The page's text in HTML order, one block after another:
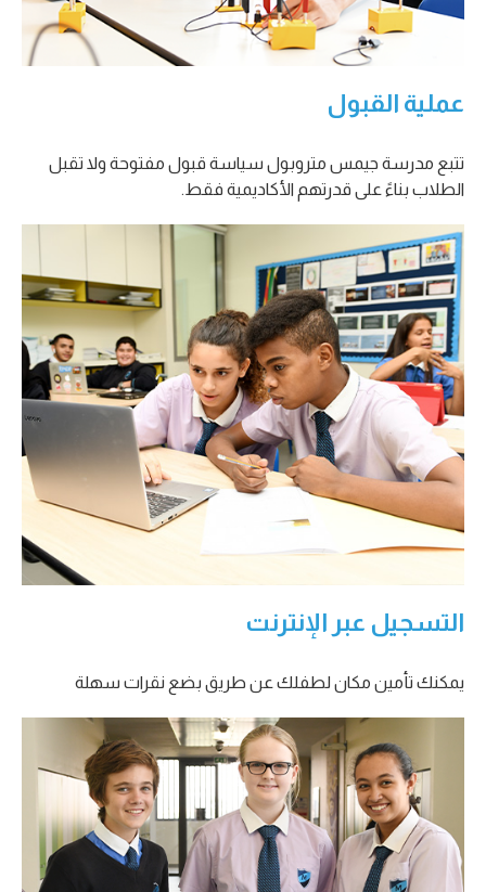
عملية القبول
تتبع مدرسة جيمس متروبول سياسة قبول مفتوحة ولا تقبل
الطلاب بناءً على قدرتهم الأكاديمية فقط.
التسجيل عبر الإنترنت
يمكنك تأمين مكان لطفلك عن طريق بضع نقرات سهلة